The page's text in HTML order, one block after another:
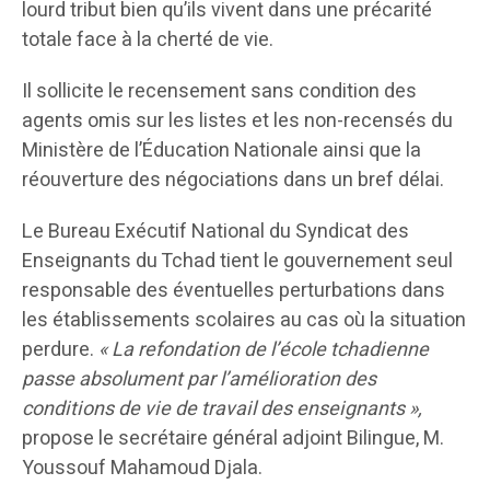
lourd tribut bien qu’ils vivent dans une précarité
totale face à la cherté de vie.
Il sollicite le recensement sans condition des
agents omis sur les listes et les non-recensés du
Ministère de l’Éducation Nationale ainsi que la
réouverture des négociations dans un bref délai.
Le Bureau Exécutif National du Syndicat des
Enseignants du Tchad tient le gouvernement seul
responsable des éventuelles perturbations dans
les établissements scolaires au cas où la situation
perdure. « La refondation de l’école tchadienne
passe absolument par l’amélioration des
conditions de vie de travail des enseignants »,
propose le secrétaire général adjoint Bilingue, M.
Youssouf Mahamoud Djala.